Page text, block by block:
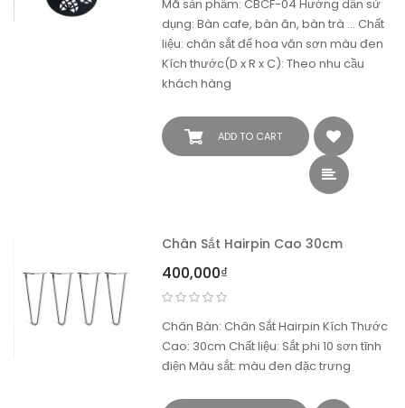
ADD TO CART
Mã sản phẩm: CBCF-04 Hướng dẫn sử
dụng: Bàn cafe, bàn ăn, bàn trà ... Chất
liệu: chân sắt đế hoa văn sơn màu đen
Kích thước(D x R x C): Theo nhu cầu
khách hàng
Chân Sắt Hairpin Cao 30cm
400,000₫
Chân Bàn: Chân Sắt Hairpin Kích Thước
Cao: 30cm Chất liệu: Sắt phi 10 sơn tĩnh
điện Màu sắt: màu đen đặc trưng